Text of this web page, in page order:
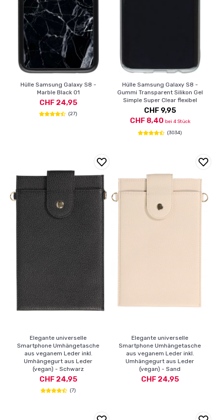
Hülle Samsung Galaxy S8 -
Marble Black 01
CHF 24,95
(27)
Hülle Samsung Galaxy S8 -
Gummi Transparent Silikon Gel
Simple Super Clear flexibel
CHF 9,95
CHF 8,40 bei 4 Stück
(3034)
Elegante universelle
Smartphone Umhängetasche
aus veganem Leder inkl.
Umhängegurt aus Leder
(vegan) - Schwarz
CHF 24,95
(7)
Elegante universelle
Smartphone Umhängetasche
aus veganem Leder inkl.
Umhängegurt aus Leder
(vegan) - Sand
CHF 24,95